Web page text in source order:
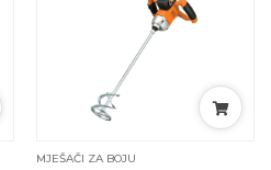
MJEŠAČI ZA BOJU